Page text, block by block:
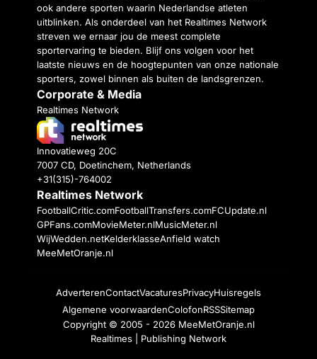
ook andere sporten waarin Nederlandse atleten
uitblinken. Als onderdeel van het Realtimes Network
streven we ernaar jou de meest complete
sportervaring te bieden. Blijf ons volgen voor het
laatste nieuws en de hoogtepunten van onze nationale
sporters, zowel binnen als buiten de landsgrenzen.
Corporate & Media
Realtimes Network
Innovatieweg 20C
7007 CD, Doetinchem, Netherlands
+31(315)-764002
Realtimes Network
FootballCritic.comFootballTransfers.comFCUpdate.nl
GPFans.comMovieMeter.nlMusicMeter.nl
WijWedden.netKelderklasseAnfield watch
MeeMetOranje.nl
AdverterenContactVacaturesPrivacyHuisregels
Algemene voorwaardenColofonRSSSitemap
Copyright © 2005 - 2026 MeeMetOranje.nl
Realtimes | Publishing Network